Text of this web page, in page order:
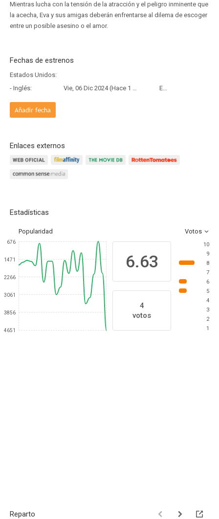
Mientras lucha con la tensión de la atracción y el peligro inminente que
la acecha, Eva y sus amigas deberán enfrentarse al dilema de escoger
entre un posible asesino o el amor.
Fechas de estrenos
Estados Unidos:
- Inglés:
Vie, 06 Dic 2024 (Hace 1 año y 8 meses) Estreno
Añadir fecha
Enlaces externos
Estadísticas
Popularidad Votos
676
1471
2266
3061
3856
4651
6.63
4
votos
10
9
8
7
6
5
4
3
2
1
Reparto